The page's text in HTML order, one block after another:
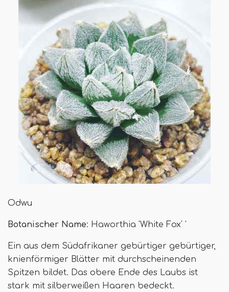
Odwu
Botanischer Name: Haworthia 'White Fox' '
Ein aus dem Südafrikaner gebürtiger gebürtiger,
knienförmiger Blätter mit durchscheinenden
Spitzen bildet. Das obere Ende des Laubs ist
stark mit silberweißen Haaren bedeckt.